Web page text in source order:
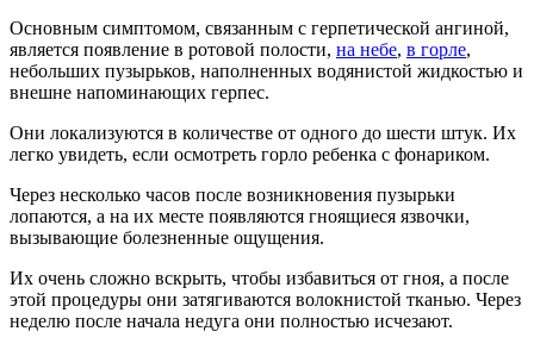
Основным симптомом, связанным с герпетической ангиной,
является появление в ротовой полости, на небе, в горле,
небольших пузырьков, наполненных водянистой жидкостью и
внешне напоминающих герпес.
Они локализуются в количестве от одного до шести штук. Их
легко увидеть, если осмотреть горло ребенка с фонариком.
Через несколько часов после возникновения пузырьки
лопаются, а на их месте появляются гноящиеся язвочки,
вызывающие болезненные ощущения.
Их очень сложно вскрыть, чтобы избавиться от гноя, а после
этой процедуры они затягиваются волокнистой тканью. Через
неделю после начала недуга они полностью исчезают.